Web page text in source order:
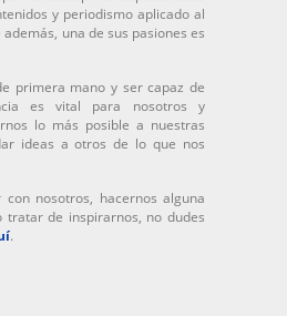
y periodismo aplicado al
una de sus pasiones es
primera mano y ser capaz de
es vital para nosotros y
lo más posible a nuestras
ideas a otros de lo que nos
nosotros, hacernos alguna
tratar de inspirarnos, no dudes
.